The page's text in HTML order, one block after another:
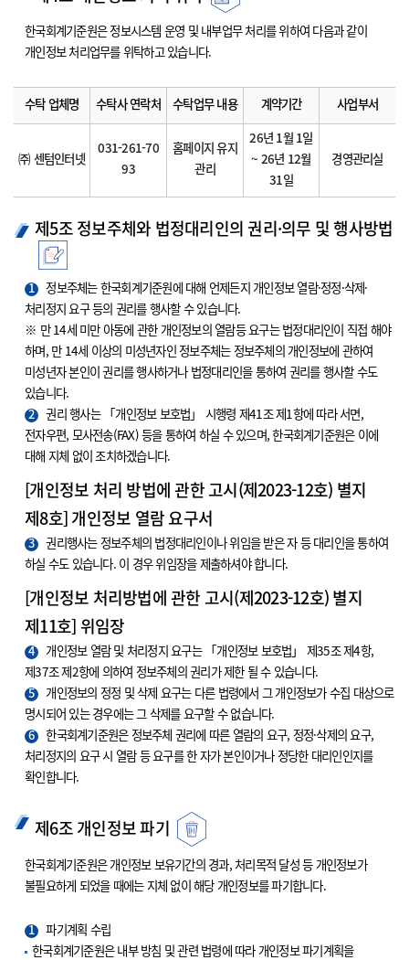
한국회계기준원은 정보시스템 운영 및 내부업무 처리를 위하여 다음과 같이
개인정보 처리업무를 위탁하고 있습니다.
수탁 업체명 수탁사 연락처 수탁업무 내용 계약기간 사업부서
㈜ 센텀인터넷
031-261-70
93
홈페이지 유지
관리
26년 1월 1일
~ 26년 12월
31일
경영관리실
제5조 정보주체와 법정대리인의 권리·의무 및 행사방법
1
정보주체는 한국회계기준원에 대해 언제든지 개인정보 열람·정정·삭제·
처리정지 요구 등의 권리를 행사할 수 있습니다.
※ 만 14세 미만 아동에 관한 개인정보의 열람등 요구는 법정대리인이 직접 해야
하며, 만 14세 이상의 미성년자인 정보주체는 정보주체의 개인정보에 관하여
미성년자 본인이 권리를 행사하거나 법정대리인을 통하여 권리를 행사할 수도
있습니다.
2
권리 행사는 「개인정보 보호법」 시행령 제41조 제1항에 따라 서면,
전자우편, 모사전송(FAX) 등을 통하여 하실 수 있으며, 한국회계기준원은 이에
대해 지체 없이 조치하겠습니다.
[개인정보 처리 방법에 관한 고시(제2023-12호) 별지
제8호] 개인정보 열람 요구서
3
권리행사는 정보주체의 법정대리인이나 위임을 받은 자 등 대리인을 통하여
하실 수도 있습니다. 이 경우 위임장을 제출하셔야 합니다.
[개인정보 처리방법에 관한 고시(제2023-12호) 별지
제11호] 위임장
4
개인정보 열람 및 처리정지 요구는 「개인정보 보호법」 제35조 제4항,
제37조 제2항에 의하여 정보주체의 권리가 제한 될 수 있습니다.
5
개인정보의 정정 및 삭제 요구는 다른 법령에서 그 개인정보가 수집 대상으로
명시되어 있는 경우에는 그 삭제를 요구할 수 없습니다.
6
한국회계기준원은 정보주체 권리에 따른 열람의 요구, 정정·삭제의 요구,
처리정지의 요구 시 열람 등 요구를 한 자가 본인이거나 정당한 대리인인지를
확인합니다.
제6조 개인정보 파기
한국회계기준원은 개인정보 보유기간의 경과, 처리목적 달성 등 개인정보가
불필요하게 되었을 때에는 지체 없이 해당 개인정보를 파기합니다.
1
파기계획 수립
한국회계기준원은 내부 방침 및 관련 법령에 따라 개인정보 파기계획을